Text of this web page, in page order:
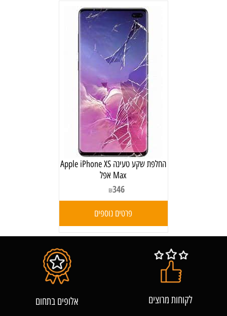
‏החלפת שקע טעינה Apple iPhone XS
Max אפל
₪346
פרטים נוספים
לקוחות מרוצים אלופים בתחום